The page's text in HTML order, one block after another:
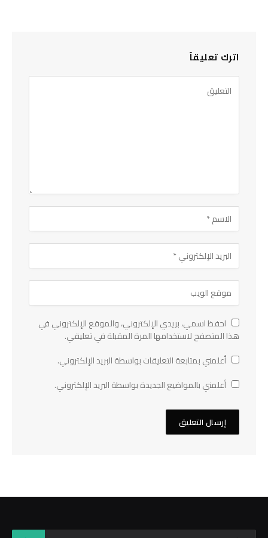
اترك تعليقاً
احفظ اسمي، بريدي الإلكتروني، والموقع الإلكتروني في
هذا المتصفح لاستخدامها المرة المقبلة في تعليقي.
أعلمني بمتابعة التعليقات بواسطة البريد الإلكتروني.
أعلمني بالمواضيع الجديدة بواسطة البريد الإلكتروني.